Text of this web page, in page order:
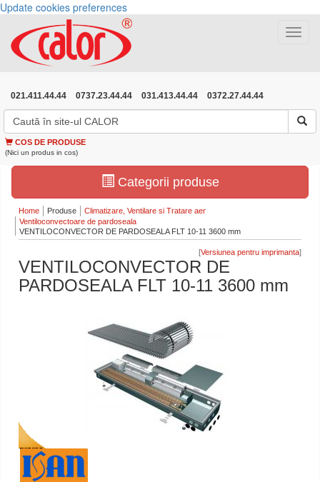
Update cookies preferences
Toggle
021.411.44.44 0737.23.44.44 031.413.44.44 0372.27.44.44
COS DE PRODUSE
(Nici un produs in cos)
Categorii produse
Home Produse
Climatizare, Ventilare si Tratare aer
Ventiloconvectoare de pardoseala
VENTILOCONVECTOR DE PARDOSEALA FLT 10-11 3600 mm
[ ]
VENTILOCONVECTOR DE
PARDOSEALA FLT 10-11 3600 mm